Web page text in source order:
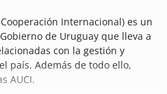
Internacional) es un
de Uruguay que lleva a
con la gestión y
país. Además de todo ello,
AUCI.